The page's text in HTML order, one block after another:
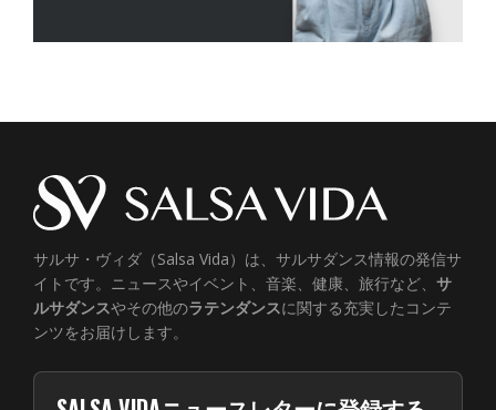
サルサ・ヴィダ（Salsa Vida）は、サルサダンス情報の発信サ
イトです。ニュースやイベント、音楽、健康、旅行など、 サ
ルサダンスやその他のラテンダンスに関する充実したコンテ
ンツをお届けします。